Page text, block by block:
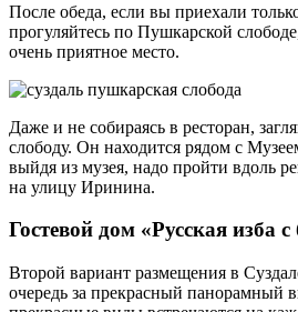
После обеда, если вы приехали
прогуляйтесь по Пушкарской
очень приятное место.
Даже и не собираясь в ресторан,
слободу. Он находится рядом с
выйдя из музея, надо пройти вдоль
на улицу Иринина.
Гостевой дом «Русская изба с
Второй вариант размещения в
очередь за прекрасный панорамный